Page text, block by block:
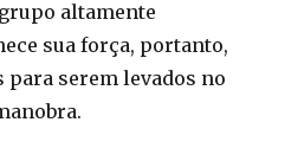
altamente
sua força, portanto,
serem levados no